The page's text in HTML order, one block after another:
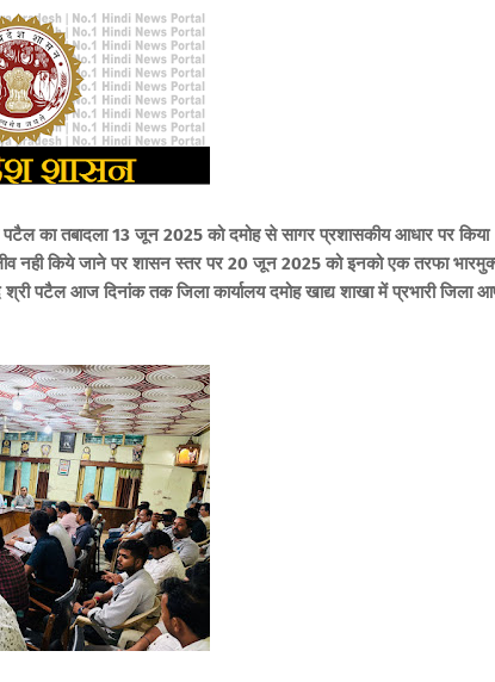
पटैल का तबादला 13 जून 2025 को दमोह से सागर प्रशासकीय आधार पर किया
नही किये जाने पर शासन स्तर पर 20 जून 2025 को इनको एक तरफा
पटैल आज दिनांक तक जिला कार्यालय दमोह खाद्य शाखा में प्रभारी जिला